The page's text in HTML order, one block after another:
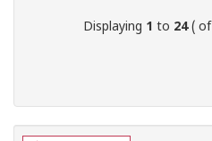
Displaying 1 to 24( of